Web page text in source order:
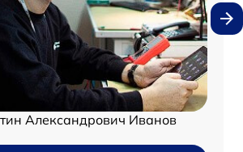
Александрович Иванов